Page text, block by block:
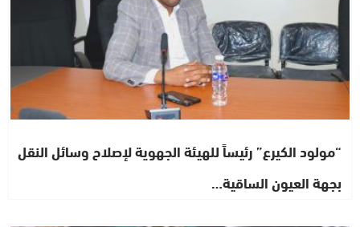
“مولود الكيرع” رئيساً للهيئة الجهوية لإصلاح وسائل النقل
بجهة العيون الساقية…